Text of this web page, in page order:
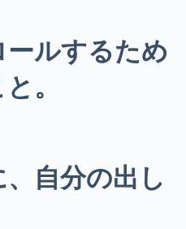
ルするため
。
自分の出し